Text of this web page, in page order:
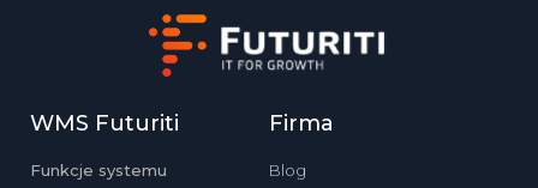
WMS Futuriti
Funkcje systemu
Firma
Blog